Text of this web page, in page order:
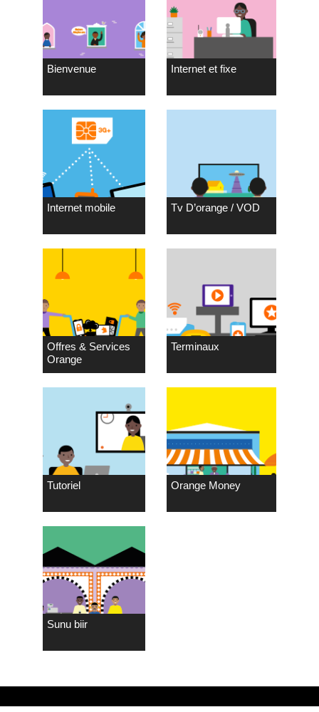
Bienvenue Internet et fixe
Internet mobile Tv D’orange / VOD
Offres & Services
Orange
Terminaux
Tutoriel Orange Money
Sunu biir